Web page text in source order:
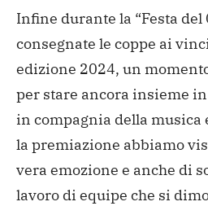
Infine durante la “Festa del
consegnate le coppe ai
edizione 2024, un
per stare ancora insieme
in compagnia della musica
la premiazione abbiamo
vera emozione e anche di
lavoro di equipe che si